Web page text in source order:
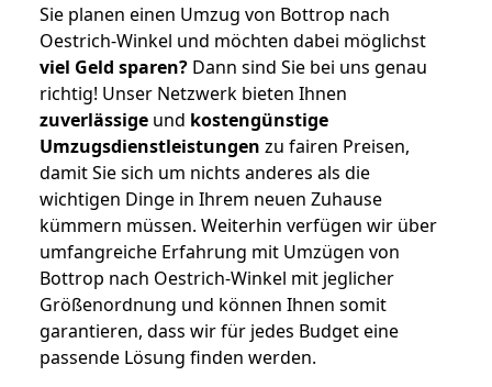
Sie planen einen Umzug von Bottrop nach
Oestrich-Winkel und möchten dabei möglichst
viel Geld sparen? Dann sind Sie bei uns genau
richtig! Unser Netzwerk bieten Ihnen
zuverlässige und kostengünstige
Umzugsdienstleistungen zu fairen Preisen,
damit Sie sich um nichts anderes als die
wichtigen Dinge in Ihrem neuen Zuhause
kümmern müssen. Weiterhin verfügen wir über
umfangreiche Erfahrung mit Umzügen von
Bottrop nach Oestrich-Winkel mit jeglicher
Größenordnung und können Ihnen somit
garantieren, dass wir für jedes Budget eine
passende Lösung finden werden.